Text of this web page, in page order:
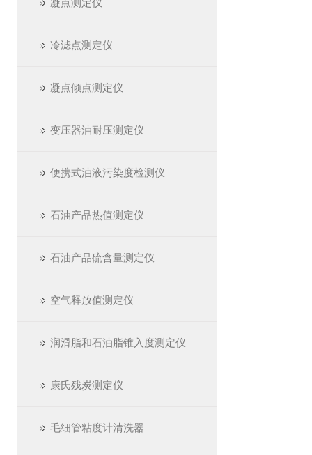
凝点测定仪
冷滤点测定仪
凝点倾点测定仪
变压器油耐压测定仪
便携式油液污染度检测仪
石油产品热值测定仪
石油产品硫含量测定仪
空气释放值测定仪
润滑脂和石油脂锥入度测定仪
康氏残炭测定仪
毛细管粘度计清洗器